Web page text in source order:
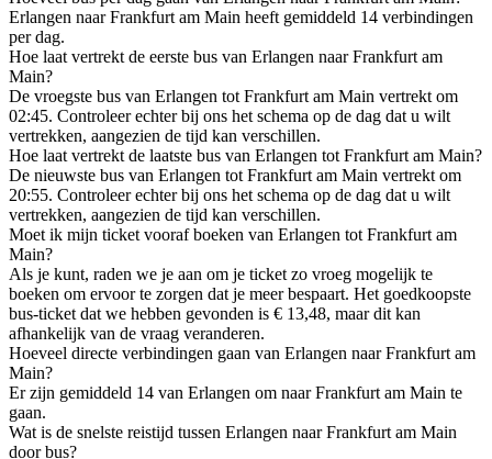
Erlangen naar Frankfurt am Main heeft gemiddeld 14 verbindingen
per dag.
Hoe laat vertrekt de eerste bus van Erlangen naar Frankfurt am
Main?
De vroegste bus van Erlangen tot Frankfurt am Main vertrekt om
02:45. Controleer echter bij ons het schema op de dag dat u wilt
vertrekken, aangezien de tijd kan verschillen.
Hoe laat vertrekt de laatste bus van Erlangen tot Frankfurt am Main?
De nieuwste bus van Erlangen tot Frankfurt am Main vertrekt om
20:55. Controleer echter bij ons het schema op de dag dat u wilt
vertrekken, aangezien de tijd kan verschillen.
Moet ik mijn ticket vooraf boeken van Erlangen tot Frankfurt am
Main?
Als je kunt, raden we je aan om je ticket zo vroeg mogelijk te
boeken om ervoor te zorgen dat je meer bespaart. Het goedkoopste
bus-ticket dat we hebben gevonden is € 13,48, maar dit kan
afhankelijk van de vraag veranderen.
Hoeveel directe verbindingen gaan van Erlangen naar Frankfurt am
Main?
Er zijn gemiddeld 14 van Erlangen om naar Frankfurt am Main te
gaan.
Wat is de snelste reistijd tussen Erlangen naar Frankfurt am Main
door bus?